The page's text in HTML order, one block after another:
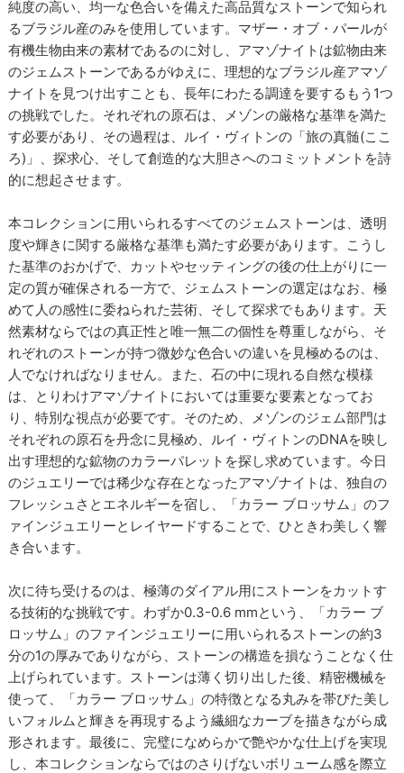
純度の高い、均一な色合いを備えた高品質なストーンで知られ
るブラジル産のみを使用しています。マザー・オブ・パールが
有機生物由来の素材であるのに対し、アマゾナイトは鉱物由来
のジェムストーンであるがゆえに、理想的なブラジル産アマゾ
ナイトを見つけ出すことも、長年にわたる調達を要するもう1つ
の挑戦でした。それぞれの原石は、メゾンの厳格な基準を満た
す必要があり、その過程は、ルイ・ヴィトンの「旅の真髄(ここ
ろ)」、探求心、そして創造的な大胆さへのコミットメントを詩
的に想起させます。
本コレクションに用いられるすべてのジェムストーンは、透明
度や輝きに関する厳格な基準も満たす必要があります。こうし
た基準のおかげで、カットやセッティングの後の仕上がりに一
定の質が確保される一方で、ジェムストーンの選定はなお、極
めて人の感性に委ねられた芸術、そして探求でもあります。天
然素材ならではの真正性と唯一無二の個性を尊重しながら、そ
れぞれのストーンが持つ微妙な色合いの違いを見極めるのは、
人でなければなりません。また、石の中に現れる自然な模様
は、とりわけアマゾナイトにおいては重要な要素となってお
り、特別な視点が必要です。そのため、メゾンのジェム部門は
それぞれの原石を丹念に見極め、ルイ・ヴィトンのDNAを映し
出す理想的な鉱物のカラーパレットを探し求めています。今日
のジュエリーでは稀少な存在となったアマゾナイトは、独自の
フレッシュさとエネルギーを宿し、「カラー ブロッサム」のフ
ァインジュエリーとレイヤードすることで、ひときわ美しく響
き合います。
次に待ち受けるのは、極薄のダイアル用にストーンをカットす
る技術的な挑戦です。わずか0.3-0.6 mmという、「カラー ブ
ロッサム」のファインジュエリーに用いられるストーンの約3
分の1の厚みでありながら、ストーンの構造を損なうことなく仕
上げられています。ストーンは薄く切り出した後、精密機械を
使って、「カラー ブロッサム」の特徴となる丸みを帯びた美し
いフォルムと輝きを再現するよう繊細なカーブを描きながら成
形されます。最後に、完璧になめらかで艶やかな仕上げを実現
し、本コレクションならではのさりげないボリューム感を際立